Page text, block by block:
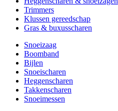
Trimmers
Klussen gereedschap
Gras & buxusscharen
Snoeizaag
Boomband
Bijlen
Snoeischaren
Heggenscharen
Takkenscharen
Snoeimessen